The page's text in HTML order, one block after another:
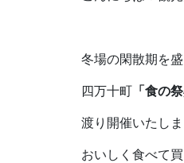
冬場の閑散期を
四万十町 「食の
渡り開催いたし
おいしく食べて